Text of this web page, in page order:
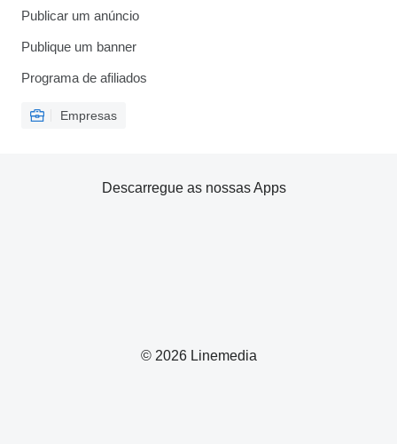
Publicar um anúncio
Publique um banner
Programa de afiliados
Empresas
© 2026 Linemedia
Descarregue as nossas Apps